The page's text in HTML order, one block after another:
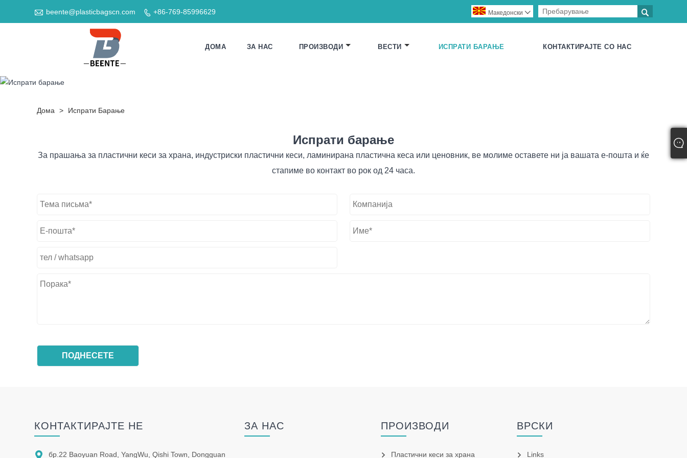
 beente@plasticbagscn.com  +86-769-85996629 
Македонски 
ДОМА ЗА НАС ПРОИЗВОДИ ВЕСТИ ИСПРАТИ БАРАЊЕ КОНТАКТИРАЈТЕ СО НАС
Дома > Испрати Барање
Испрати барање
За прашања за пластични кеси за храна, индустриски пластични кеси, ламинирана пластична кеса или ценовник, ве молиме оставете ни ја вашата е-пошта и ќе
стапиме во контакт во рок од 24 часа.
КОНТАКТИРАЈТЕ НЕ
 бр.22 Baoyuan Road, YangWu, Qishi Town, Dongguan
ЗА НАС ПРОИЗВОДИ
Пластични кеси за храна
ВРСКИ
Links